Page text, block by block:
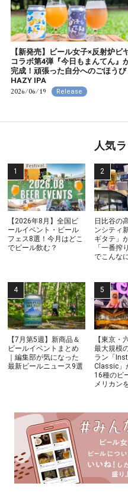
【新発売】ビール女子×反射炉ビ
コラボ第4弾『今日もまんてん』
完成！頑張った自分へのごほうび
HAZY IPA
2026/06/19 Release
人気
【2026年8月】全国ビ
ールイベント・ビール
フェス8選！今月はどこ
でビール飲む？
日比谷の
ンシティ
ギタテ」
「一番搾
でこんな
【7月第5週】新商品＆
ビールイベントまとめ
｜編集部が気になった
最新ビールニュース9選
【東京・
最大規模
ラン「
Classic」
16種のビ
メリカン